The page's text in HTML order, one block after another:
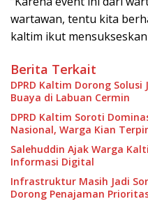
wartawan, tentu kita
kaltim ikut
Berita Terkait
DPRD Kaltim Dorong
Buaya di Labuan Cermin
DPRD Kaltim Soroti
Nasional, Warga Kian
Salehuddin Ajak Warga
Informasi Digital
Infrastruktur Masih Jadi
Dorong Penajaman